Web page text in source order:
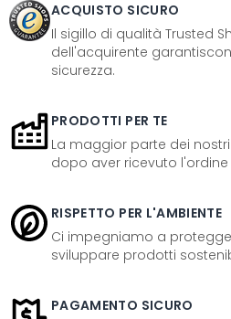
ACQUISTO SICURO
Il sigillo di qualità Trusted
dell'acquirente
sicurezza.
PRODOTTI PER TE
La maggior parte dei
dopo aver ricevuto
RISPETTO PER L'AMBIENTE
Ci impegniamo a
sviluppare prodotti
PAGAMENTO SICURO